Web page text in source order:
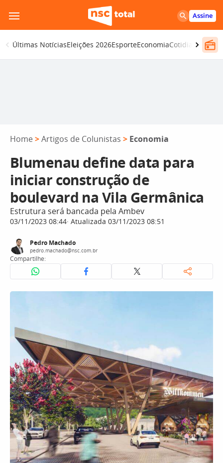
para
o
conteúdo
Assine
Últimas NotíciasEleições 2026EsporteEconomiaCotidiano
Home >Artigos de Colunistas > Economia
Blumenau define data para
iniciar construção de
boulevard na Vila Germânica
Estrutura será bancada pela Ambev
03/11/2023 08:44 Atualizada 03/11/2023 08:51
Pedro Machado
pedro.machado@nsc.com.br
Compartilhe: